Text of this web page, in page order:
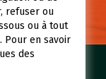
refuser ou
ou à tout
Pour en savoir
des